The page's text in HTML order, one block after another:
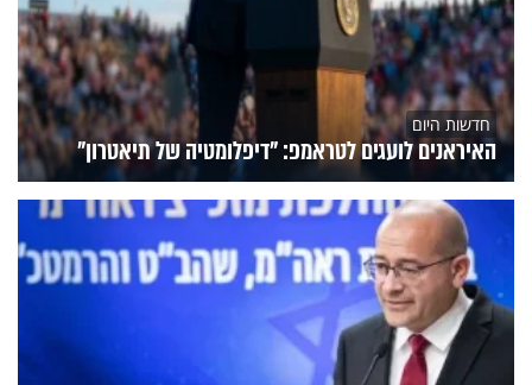
חדשות היום
האיראנים לועגים לטראמפ: "דיפלומטיה של תיאטרון"